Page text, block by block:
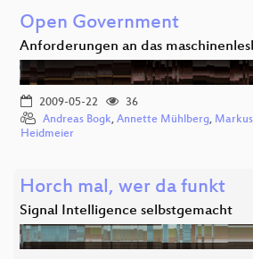
Open Government
Anforderungen an das
2009-05-22
36
Andreas Bogk, Annette Mühlberg,
Heidmeier
Horch mal, wer da funkt
Signal Intelligence selbstgemacht